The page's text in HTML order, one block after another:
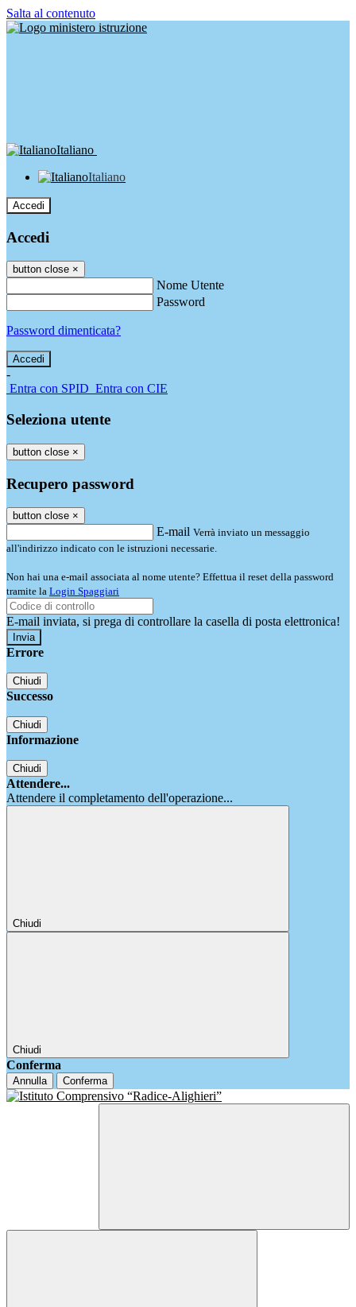
Salta al contenuto
Italiano
Italiano
Accedi
Accedi
button close ×
Nome Utente
Password
Password dimenticata?
-
Entra con SPID Entra con CIE
Seleziona utente
button close ×
Recupero password
button close ×
E-mail Verrà inviato un messaggio
all'indirizzo indicato con le istruzioni necessarie.
Non hai una e-mail associata al nome utente? Effettua il reset della password
tramite la Login Spaggiari
E-mail inviata, si prega di controllare la casella di posta elettronica!
Errore
Chiudi
Successo
Chiudi
Informazione
Chiudi
Attendere...
Attendere il completamento dell'operazione...
Chiudi
Chiudi
Conferma
Annulla Conferma